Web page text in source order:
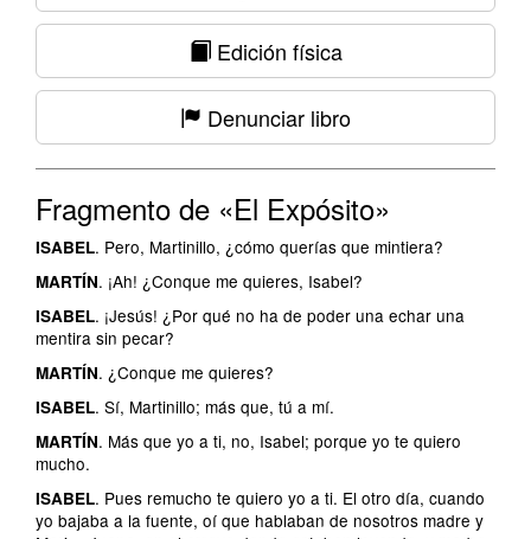
Edición física
Denunciar libro
Fragmento de «El Expósito»
ISABEL. Pero, Martinillo, ¿cómo querías que mintiera?
MARTÍN. ¡Ah! ¿Conque me quieres, Isabel?
ISABEL. ¡Jesús! ¿Por qué no ha de poder una echar una
mentira sin pecar?
MARTÍN. ¿Conque me quieres?
ISABEL. Sí, Martinillo; más que, tú a mí.
MARTÍN. Más que yo a ti, no, Isabel; porque yo te quiero
mucho.
ISABEL. Pues remucho te quiero yo a ti. El otro día, cuando
yo bajaba a la fuente, oí que hablaban de nosotros madre y